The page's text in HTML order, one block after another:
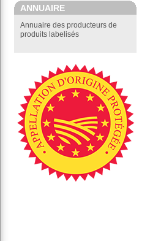
ANNUAIRE
Annuaire des producteurs de
produits labelisés